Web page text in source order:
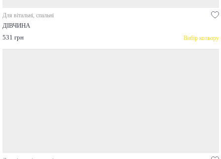
Для вітальні, спальні
ДІВЧИНА
531 грн
Вибір кольору